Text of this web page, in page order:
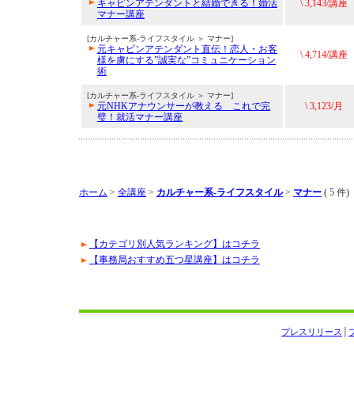
キャビンアテンダントと結婚できる！婚活
マナー講座
\ 3,143/講座
[カルチャー系-ライフスタイル ＞ マナー]
元キャビンアテンダント直伝！恋人・お客
様を虜にする”誠実な”コミュニケーション
術
\ 4,714/講座
[カルチャー系-ライフスタイル ＞ マナー]
元NHKアナウンサーが教える これで完
璧！就活マナー講座
\ 3,123/月
ホーム > 全講座 > カルチャー系-ライフスタイル> マナー ( 5 件)
【カテゴリ別人気ランキング】はコチラ
【事務局おすすめ五つ星講座】はコチラ
プレスリリース